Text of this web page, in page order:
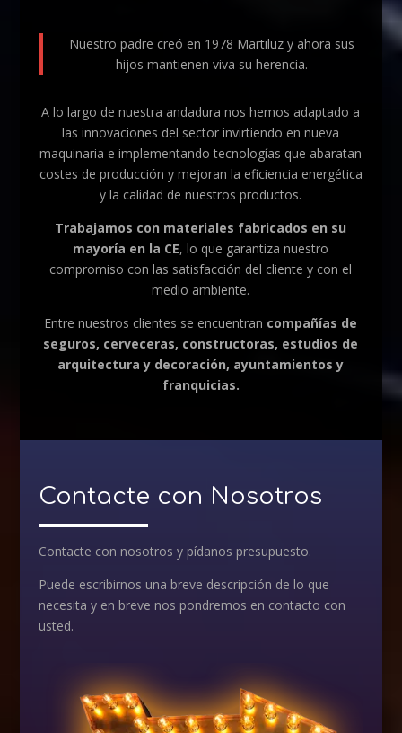
Nuestro padre creó en 1978 Martiluz y ahora sus
hijos mantienen viva su herencia.
A lo largo de nuestra andadura nos hemos adaptado a
las innovaciones del sector invirtiendo en nueva
maquinaria e implementando tecnologías que abaratan
costes de producción y mejoran la eficiencia energética
y la calidad de nuestros productos.
Trabajamos con materiales fabricados en su
mayoría en la CE, lo que garantiza nuestro
compromiso con las satisfacción del cliente y con el
medio ambiente.
Entre nuestros clientes se encuentran compañías de
seguros, cerveceras, constructoras, estudios de
arquitectura y decoración, ayuntamientos y
franquicias.
Contacte con Nosotros
Contacte con nosotros y pídanos presupuesto.
Puede escribirnos una breve descripción de lo que
necesita y en breve nos pondremos en contacto con
usted.